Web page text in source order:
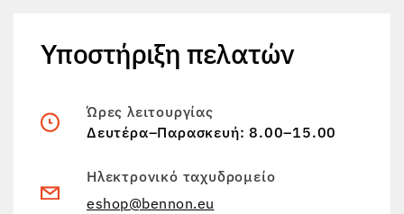
Υποστήριξη πελατών
Ώρες λειτουργίας
Δευτέρα–Παρασκευή: 8.00–15.00
Ηλεκτρονικό ταχυδρομείο
eshop@bennon.eu